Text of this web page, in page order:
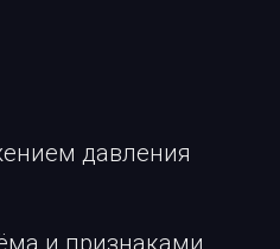
давления
и признаками